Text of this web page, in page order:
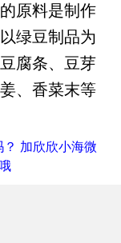
原料是制作
绿豆制品为
腐条、豆芽
、香菜末等
加欣欣小海微